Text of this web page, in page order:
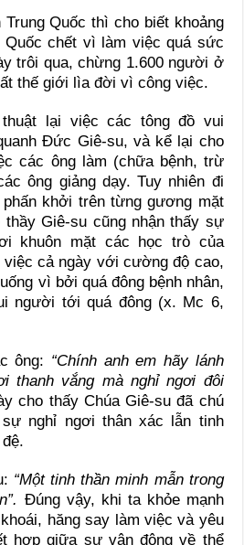
Trung Quốc thì cho biết khoảng
Quốc chết vì làm việc quá sức
trôi qua, chừng 1.600 người ở
thế giới lìa đời vì công việc.
lại việc các tông đồ vui
Đức Giê-su, và kể lại cho
các ông làm (chữa bệnh, trừ
ông giảng dạy. Tuy nhiên đi
khởi trên từng gương mặt
Giê-su cũng nhận thấy sự
khuôn mặt các học trò của
cả ngày với cường độ cao,
vì bởi quá đông bệnh nhân,
người tới quá đông (x. Mc 6,
ông: “Chính anh em hãy lánh
thanh vắng mà nghỉ ngơi đôi
cho thấy Chúa Giê-su đã chú
nghỉ ngơi thân xác lẫn tinh
“Một tinh thần minh mẫn trong
Đúng vậy, khi ta khỏe mạnh
hăng say làm việc và yêu
hợp giữa sự vận động về thể